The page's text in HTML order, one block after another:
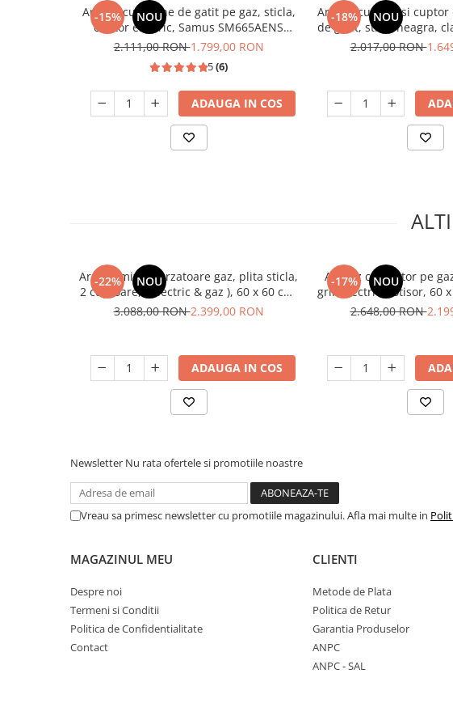
Ventilatoare & Sisteme Racire
Aparate de aer conditionat
Incubatoare oua
-15% NOU
Aragaz cu 4 zone de gatit pe gaz, sticla,
cuptor electric, Samus SM665AENS
ANTRAHCIT
2.111,00 RON1.799,00 RON
5(6)
ADAUGA IN COS
-18% NOU
Aragaz cu plita si cuptor
de gatit, sticla neagra,
60 L, 60 cm,
2.017,00 RON
-22% NOU
Aragaz mixt, 4 arzatoare gaz, plita sticla,
2 cuptoare, ( electric & gaz ), 60 x 60 cm,
Inox, aprindere electrica, STUDIO CASA
3.088,00 RON2.399,00 RON
ADAUGA IN COS
-17% NOU
Aragaz cu cuptor pe
grill electric, rotisor, 60
fonta, clasa A,
2.648,00 RON
Newsletter Nu rata ofertele si promotiile noastre
Vreau sa primesc newsletter cu promotiile magazinului. Afla mai multe in
MAGAZINUL MEU
Despre noi
Termeni si Conditii
Politica de Confidentialitate
Contact
CLIENTI
Metode de Plata
Politica de Retur
Garantia Produselor
ANPC
ANPC - SAL